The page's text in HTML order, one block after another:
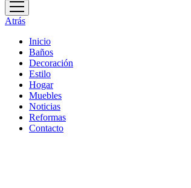
abrir
menú
Atrás
Inicio
Baños
Decoración
Estilo
Hogar
Muebles
Noticias
Reformas
Contacto